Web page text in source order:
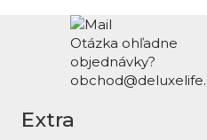
Otázka ohľadne
objednávky?
Extra